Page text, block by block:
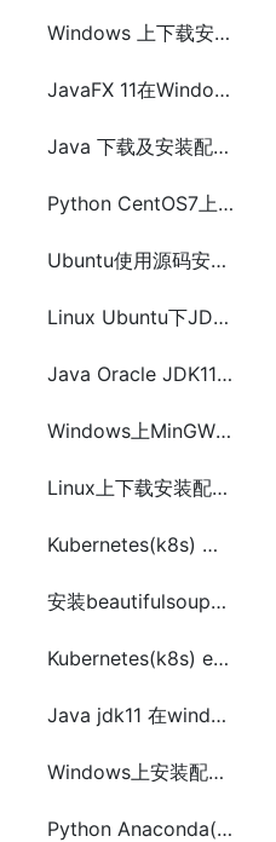
Windows 上下载安装 RabbitMQ 的方法步骤
JavaFX 11在Windows、Linux或Mac上的安装与使用配置
Java 下载及安装配置OpenJDK和OpenJFX方法步骤
Python CentOS7上安装pip3的推荐的简单方法
Ubuntu使用源码安装Python3方法及步骤
Linux Ubuntu下JDK10的安装与配置方法
Java Oracle JDK11在Windows上安装配置
Windows上MinGW安装配置教程
Linux上下载安装配置Redis
Kubernetes(k8s) 简介及安装与配置方法
安装beautifulsoup4到Python3的方法(系统中默认使用的是Python2.7)
Kubernetes(k8s) etcd 安装与配置单节点集群方法
Java jdk11 在windows上的安装和配置
Windows上安装配置Redis
Python Anaconda(conda)在 Linux上安装配置